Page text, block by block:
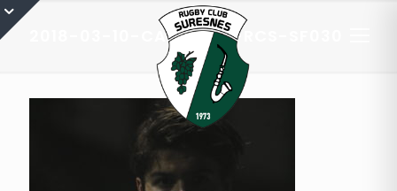
2018-03-10-CADETS-A-RCS-SF030